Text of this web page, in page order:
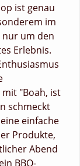
ist genau
im
nur um den
Erlebnis.
"Boah, ist
schmeckt
einfache
Produkte,
Abend
BBQ-